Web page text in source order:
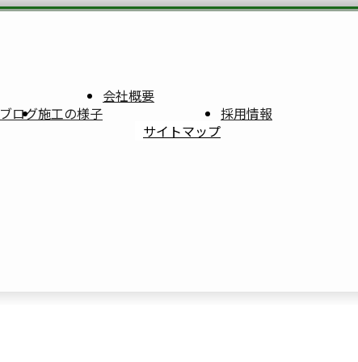
ブログ施工の様子
会社概要
サイトマップ
採用情報